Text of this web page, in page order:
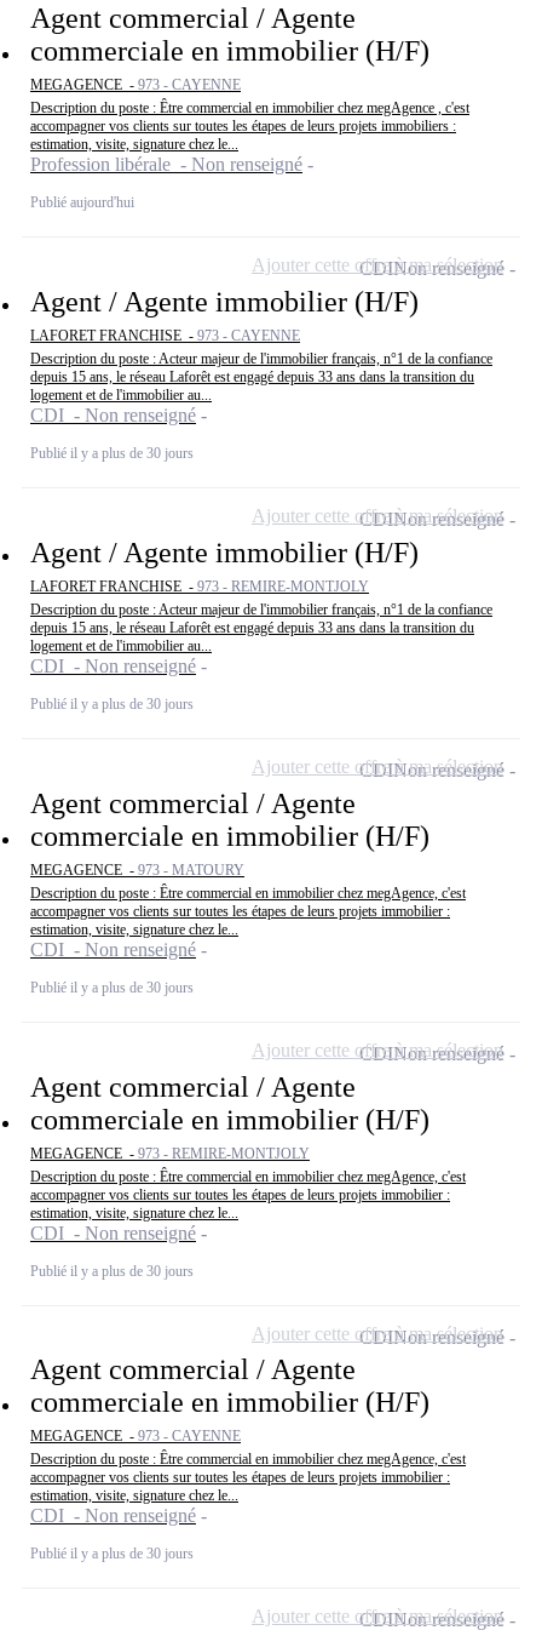
Agent commercial / Agente
commerciale en immobilier (H/F)
MEGAGENCE - 973 - CAYENNE
Description du poste : Être commercial en immobilier chez megAgence , c'est
accompagner vos clients sur toutes les étapes de leurs projets immobiliers :
estimation, visite, signature chez le...
Profession libérale - Non renseigné
Publié aujourd'hui
Agent / Agente immobilier (H/F)
LAFORET FRANCHISE - 973 - CAYENNE
Description du poste : Acteur majeur de l'immobilier français, n°1 de la confiance
depuis 15 ans, le réseau Laforêt est engagé depuis 33 ans dans la transition du
logement et de l'immobilier au...
CDI - Non renseigné
Publié il y a plus de 30 jours
CDINon renseigné
Ajouter cette offre à ma sélection
Agent / Agente immobilier (H/F)
LAFORET FRANCHISE - 973 - REMIRE-MONTJOLY
Description du poste : Acteur majeur de l'immobilier français, n°1 de la confiance
depuis 15 ans, le réseau Laforêt est engagé depuis 33 ans dans la transition du
logement et de l'immobilier au...
CDI - Non renseigné
Publié il y a plus de 30 jours
CDINon renseigné
Ajouter cette offre à ma sélection
Agent commercial / Agente
commerciale en immobilier (H/F)
MEGAGENCE - 973 - MATOURY
Description du poste : Être commercial en immobilier chez megAgence, c'est
accompagner vos clients sur toutes les étapes de leurs projets immobilier :
estimation, visite, signature chez le...
CDI - Non renseigné
Publié il y a plus de 30 jours
CDINon renseigné
Ajouter cette offre à ma sélection
Agent commercial / Agente
commerciale en immobilier (H/F)
MEGAGENCE - 973 - REMIRE-MONTJOLY
Description du poste : Être commercial en immobilier chez megAgence, c'est
accompagner vos clients sur toutes les étapes de leurs projets immobilier :
estimation, visite, signature chez le...
CDI - Non renseigné
Publié il y a plus de 30 jours
CDINon renseigné
Ajouter cette offre à ma sélection
Agent commercial / Agente
commerciale en immobilier (H/F)
MEGAGENCE - 973 - CAYENNE
Description du poste : Être commercial en immobilier chez megAgence, c'est
accompagner vos clients sur toutes les étapes de leurs projets immobilier :
estimation, visite, signature chez le...
CDI - Non renseigné
Publié il y a plus de 30 jours
CDINon renseigné
Ajouter cette offre à ma sélection
CDINon renseigné
Ajouter cette offre à ma sélection